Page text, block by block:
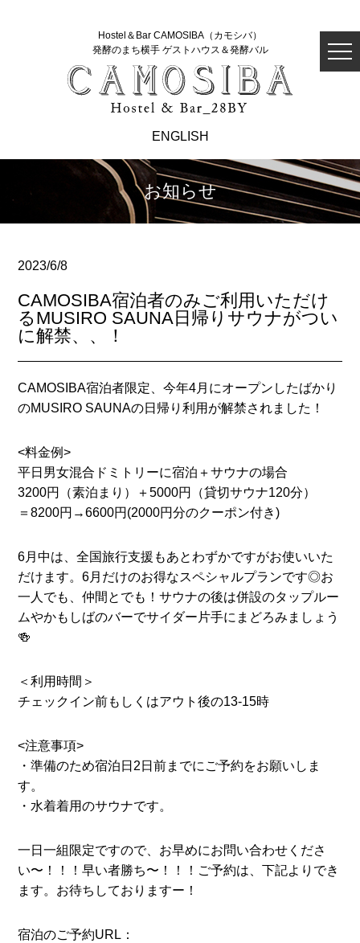
Hostel＆Bar CAMOSIBA（カモシバ）
発酵のまち横手 ゲストハウス＆発酵バル
ENGLISH
お知らせ
2023/6/8
CAMOSIBA宿泊者のみご利用いただけ
るMUSIRO SAUNA日帰りサウナがつい
に解禁、、！
CAMOSIBA宿泊者限定、今年4月にオープンしたばかり
のMUSIRO SAUNAの日帰り利用が解禁されました！
<料金例>
平日男女混合ドミトリーに宿泊＋サウナの場合
3200円（素泊まり）＋5000円（貸切サウナ120分）
＝8200円→6600円(2000円分のクーポン付き)
6月中は、全国旅行支援もあとわずかですがお使いいた
だけます。6月だけのお得なスペシャルプランです◎お
一人でも、仲間とでも！サウナの後は併設のタップルー
ムやかもしばのバーでサイダー片手にまどろみましょう
🍻
＜利用時間＞
チェックイン前もしくはアウト後の13-15時
<注意事項>
・準備のため宿泊日2日前までにご予約をお願いしま
す。
・水着着用のサウナです。
一日一組限定ですので、お早めにお問い合わせくださ
い〜！！！早い者勝ち〜！！！ご予約は、下記よりでき
ます。お待ちしておりますー！
宿泊のご予約URL：